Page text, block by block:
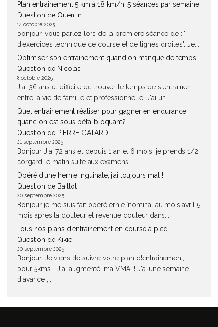
Plan entrainement 5 km à 18 km/h, 5 séances par semaine
Question de Quentin
14 octobre 2025
bonjour, vous parlez lors de la premiere séance de : "
d’exercices technique de course et de lignes droites". Je...
Optimiser son entraînement quand on manque de temps
Question de Nicolas
8 octobre 2025
J'ai 36 ans et difficile de trouver le temps de s'entrainer
entre la vie de famille et professionnelle. J'ai un...
Quel entrainement réaliser pour gagner en endurance
quand on est sous béta-bloquant?
Question de PIERRE GATARD
21 septembre 2025
Bonjour J'ai 72 ans et depuis 1 an et 6 mois, je prends 1/2
corgard le matin suite aux examens...
Opéré d’une hernie inguinale, j’ai toujours mal !
Question de Baillot
20 septembre 2025
Bonjour je me suis fait opéré ernie înominal au mois avril 5
mois apres la douleur et revenue douleur dans...
Tous nos plans d’entraînement en course à pied
Question de Kikie
20 septembre 2025
Bonjour, Je viens de suivre votre plan d!entrainement,
pour 5kms... J'ai augmenté, ma VMA !! J'ai une semaine
d'avance ,...